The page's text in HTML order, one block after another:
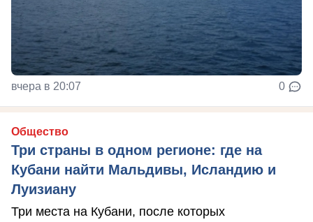
вчера в 20:07 0
Общество
Три страны в одном регионе: где на
Кубани найти Мальдивы, Исландию и
Луизиану
Три места на Кубани, после которых